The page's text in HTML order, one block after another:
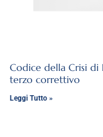
Codice della Crisi di
terzo correttivo
Leggi Tutto »